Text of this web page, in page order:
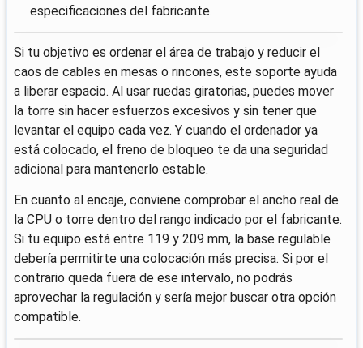
especificaciones del fabricante.
Si tu objetivo es ordenar el área de trabajo y reducir el
caos de cables en mesas o rincones, este soporte ayuda
a liberar espacio. Al usar ruedas giratorias, puedes mover
la torre sin hacer esfuerzos excesivos y sin tener que
levantar el equipo cada vez. Y cuando el ordenador ya
está colocado, el freno de bloqueo te da una seguridad
adicional para mantenerlo estable.
En cuanto al encaje, conviene comprobar el ancho real de
la CPU o torre dentro del rango indicado por el fabricante.
Si tu equipo está entre 119 y 209 mm, la base regulable
debería permitirte una colocación más precisa. Si por el
contrario queda fuera de ese intervalo, no podrás
aprovechar la regulación y sería mejor buscar otra opción
compatible.